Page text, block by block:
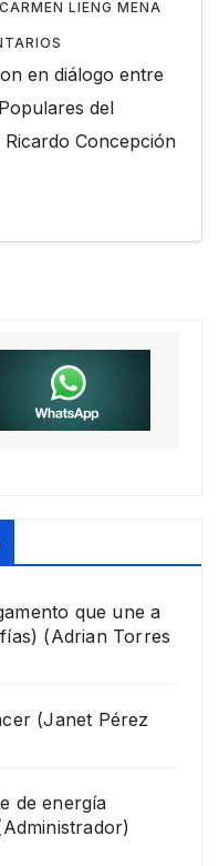
CARMEN LIENG MENA
en diálogo entre
del
Concepción
que une a
(Adrian Torres
(Janet Pérez
de energía